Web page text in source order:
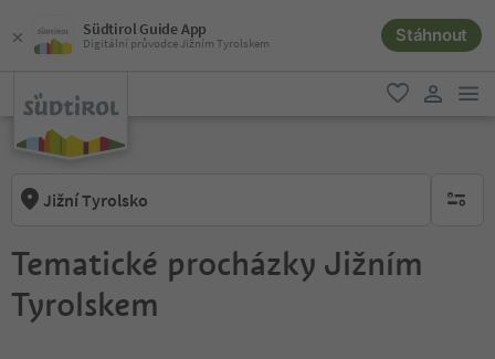
Südtirol Guide App
Digitální průvodce Jižním Tyrolskem Stáhnout
oblíbené
Jižní Tyrolsko brak
Tematické procházky Jižním
Tyrolskem